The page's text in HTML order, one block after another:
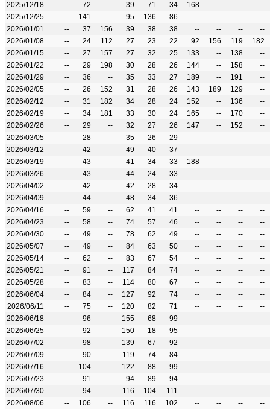
2025/12/18
-- 72 -- 39 71 34 168 -- --
--
2025/12/25
-- 141 -- 95 136 86 -- -- --
--
2026/01/01
-- 37 156 39 38 38 -- -- --
--
2026/01/08
-- 24 112 27 23 22 92 156 119
182
2026/01/15
-- 27 157 27 32 25 133 -- 138
--
2026/01/22
-- 29 198 30 28 26 144 -- 158
--
2026/01/29
-- 36 -- 35 33 27 189 -- 191
--
2026/02/05
-- 26 152 31 28 26 143 189 129
--
2026/02/12
-- 31 182 34 28 24 152 -- 136
--
2026/02/19
-- 34 181 33 30 24 165 -- 170
--
2026/02/26
-- 29 -- 32 27 26 147 -- 152
--
2026/03/05
-- 28 -- 35 26 29 -- -- --
--
2026/03/12
-- 42 -- 49 40 37 -- -- --
--
2026/03/19
-- 43 -- 41 34 33 188 -- --
--
2026/03/26
-- 43 -- 44 24 33 -- -- --
--
2026/04/02
-- 42 -- 42 28 34 -- -- --
--
2026/04/09
-- 44 -- 48 34 36 -- -- --
--
2026/04/16
-- 59 -- 62 41 41 -- -- --
--
2026/04/23
-- 58 -- 74 57 46 -- -- --
--
2026/04/30
-- 49 -- 78 62 49 -- -- --
--
2026/05/07
-- 49 -- 84 63 50 -- -- --
--
2026/05/14
-- 62 -- 83 67 54 -- -- --
--
2026/05/21
-- 91 -- 117 84 74 -- -- --
--
2026/05/28
-- 83 -- 114 80 67 -- -- --
--
2026/06/04
-- 84 -- 127 92 74 -- -- --
--
2026/06/11
-- 75 -- 120 82 71 -- -- --
--
2026/06/18
-- 96 -- 155 68 99 -- -- --
--
2026/06/25
-- 92 -- 150 18 95 -- -- --
--
2026/07/02
-- 98 -- 139 67 92 -- -- --
--
2026/07/09
-- 90 -- 119 74 84 -- -- --
--
2026/07/16
-- 104 -- 122 88 99 -- -- --
--
2026/07/23
-- 91 -- 94 89 94 -- -- --
--
2026/07/30
-- 94 -- 116 104 111 -- -- --
--
2026/08/06
-- 106 -- 116 116 102 -- -- -- --